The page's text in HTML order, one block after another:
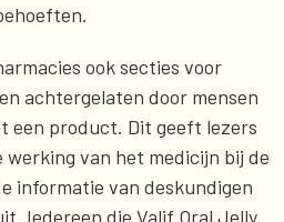
ook secties voor
achtergelaten door mensen
een product. Dit geeft lezers
van het medicijn bij de
informatie van deskundigen
Iedereen die Valif Oral Jelly